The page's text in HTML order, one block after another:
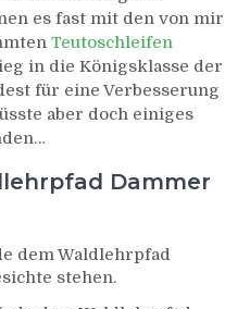
es fast mit den von mir
Teutoschleifen
in die Königsklasse der
für eine Verbesserung
aber doch einiges
Dammer